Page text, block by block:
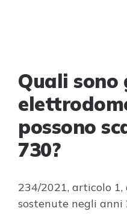
Quali sono
possono
730?
234/2021, articolo 1,
sostenute negli anni